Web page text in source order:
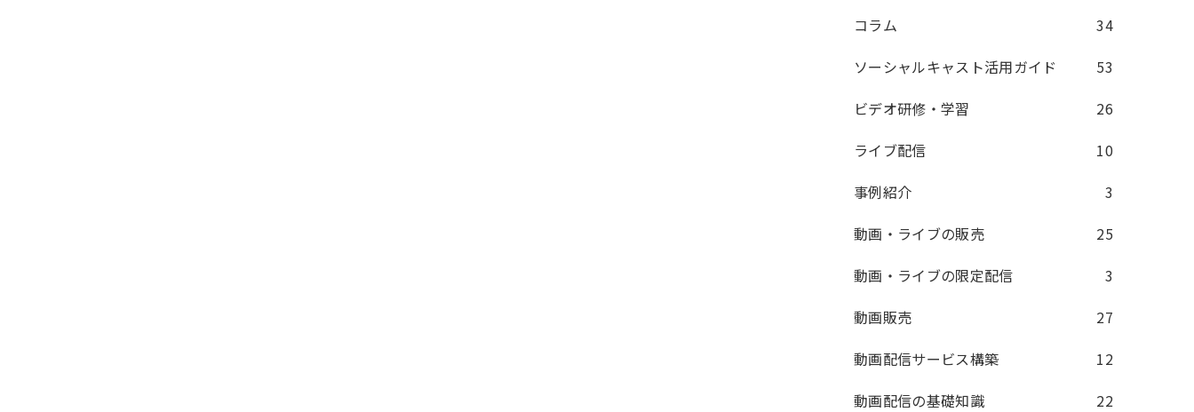
コラム
34
ソーシャルキャスト活用ガイド
53
ビデオ研修・学習
26
ライブ配信
10
事例紹介
3
動画・ライブの販売
25
動画・ライブの限定配信
3
動画販売
27
動画配信サービス構築
12
動画配信の基礎知識
22